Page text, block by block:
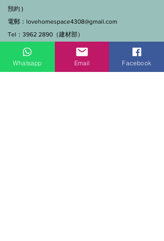
預約 )
電郵： lovehomespace4308@gmail.com
Tel：3962 2890（建材部）
WhatsApp：9144 7280（建材部）
門市營業時間：早上11點到7點(星期一門市休息)
線上及電話查詢：9:00-18:00（假日照常）。
Whatsapp Email Facebook